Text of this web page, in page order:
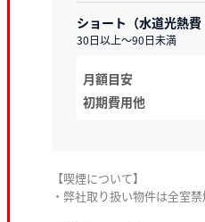
ショート（水道光熱費
30日以上～90日未満
月額目安
初期費用他
【喫煙について】
・弊社取り扱い物件は全室禁